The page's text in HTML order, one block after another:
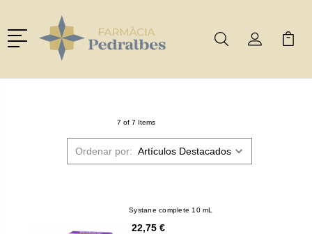
Menú
BuscarMi Cuenta
Mi
7 of 7 Items
Ordenar por:
Systane complete 10 mL
22,75 €